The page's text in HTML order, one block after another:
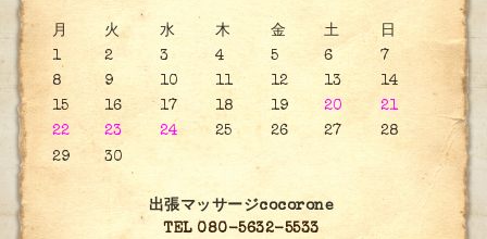
月 火 水 木 金 土
日
1
2 3 4 5 6
7
8
9 10 11 12 13
14
15
16 17 18 19 20
21
22
23 24 25 26 27
28
29
30
出張マッサージcocorone
TEL 080-5632-5533